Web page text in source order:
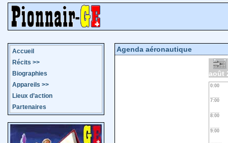
Accueil
Récits >>
Biographies
Appareils >>
Lieux d’action
Partenaires
Agenda aéronautique
août
0:00
7:00
8:00
9:00